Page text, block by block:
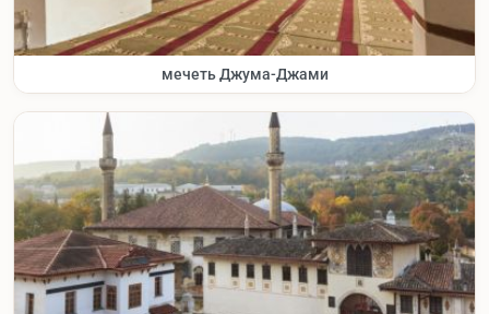
мечеть Джума-Джами